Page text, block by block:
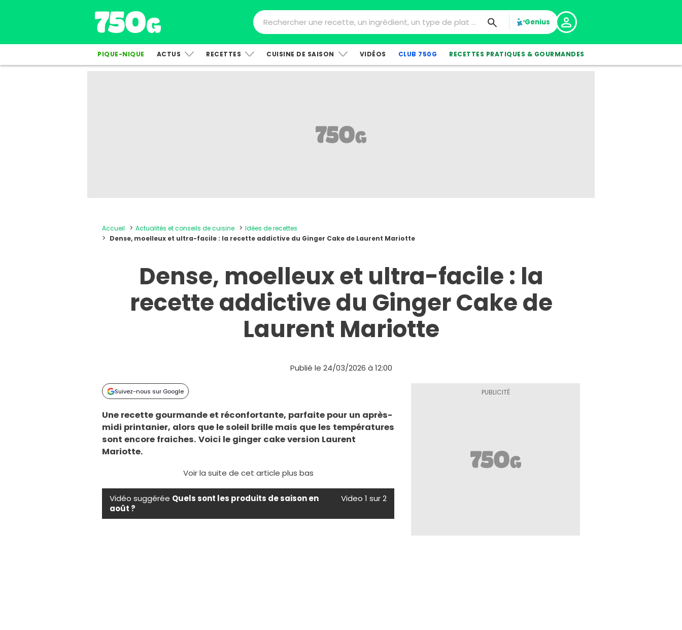
Genius
PIQUE-NIQUE ACTUS RECETTES CUISINE DE SAISON VIDÉOS CLUB 750G RECETTES PRATIQUES & GOURMANDES
Accueil Actualités et conseils de cuisine
Idées de recettes
Dense, moelleux et ultra-facile : la recette addictive du Ginger Cake de Laurent Mariotte
Dense, moelleux et ultra-facile : la
recette addictive du Ginger Cake de
Laurent Mariotte
Publié le 24/03/2026 à 12:00
Suivez-nous sur Google
Une recette gourmande et réconfortante, parfaite pour un après-
midi printanier, alors que le soleil brille mais que les températures
sont encore fraiches. Voici le ginger cake version Laurent
Mariotte.
Voir la suite de cet article plus bas
Vidéo suggérée Quels sont les produits de saison en
août ?
Video 1 sur 2